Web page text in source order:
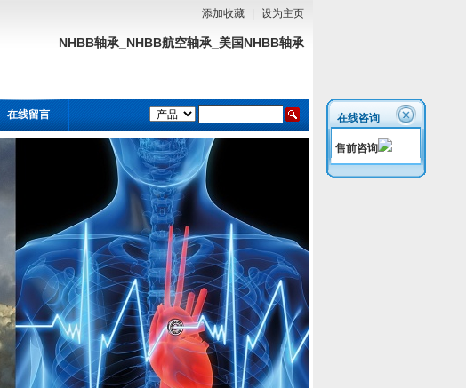
添加收藏 设为主页
NHBB轴承_NHBB航空轴承_美国NHBB轴承
在线留言 在线咨询
售前咨询